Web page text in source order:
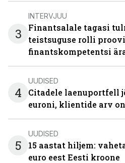
3
INTERVJUU
Finantsalale tagasi
teistsuguse rolli
finantskompetentsi
4
UUDISED
Citadele laenuportfell
euroni, klientide arv on
5
UUDISED
15 aastat hiljem:
euro eest Eesti kroone